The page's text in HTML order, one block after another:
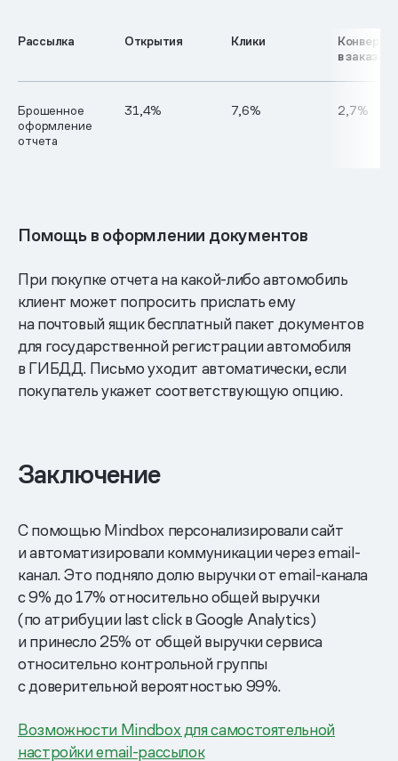
Рассылка Открытия Клики
в заказы
Брошенное
оформление
отчета
31,4% 7,6% 2,7%
Помощь в оформлении документов
При покупке отчета на какой-либо автомобиль
клиент может попросить прислать ему
на почтовый ящик бесплатный пакет документов
для государственной регистрации автомобиля
в ГИБДД. Письмо уходит автоматически, если
покупатель укажет соответствующую опцию.
Заключение
С помощью Mindbox персонализировали сайт
и автоматизировали коммуникации через email-
канал. Это подняло долю выручки от email-канала
с 9% до 17% относительно общей выручки
(по атрибуции last click в Google Analytics)
и принесло 25% от общей выручки сервиса
относительно контрольной группы
с доверительной вероятностью 99%.
Возможности Mindbox для самостоятельной
настройки email-рассылок